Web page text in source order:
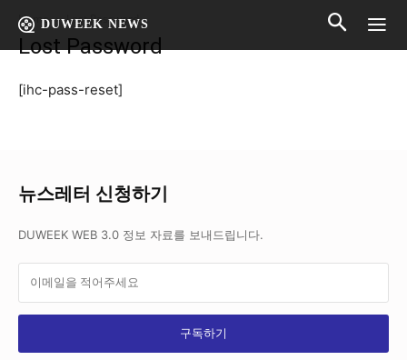
DUWEEK NEWS
Home Lost Password
Lost Password
[ihc-pass-reset]
뉴스레터 신청하기
DUWEEK WEB 3.0 정보 자료를 보내드립니다.
구독하기